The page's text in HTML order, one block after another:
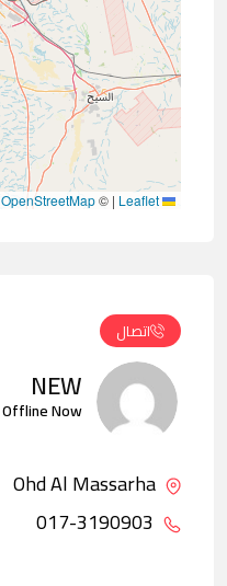
|
©
OpenStreetMap
اتصال
NEW
Offline Now